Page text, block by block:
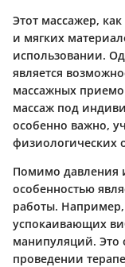
Этот массажер,
и мягких
использовании.
является
массажных
массаж под
особенно важно,
физиологических
Помимо давления
особенностью
работы. Например,
успокаивающих
манипуляций. Это
проведении